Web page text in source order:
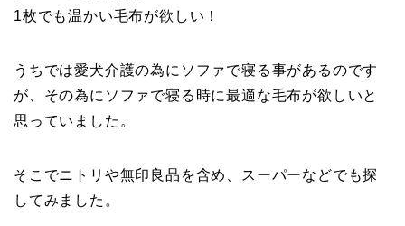
1枚でも温かい毛布が欲しい！
うちでは愛犬介護の為にソファで寝る事があるのです
が、その為にソファで寝る時に最適な毛布が欲しいと
思っていました。
そこでニトリや無印良品を含め、スーパーなどでも探
してみました。